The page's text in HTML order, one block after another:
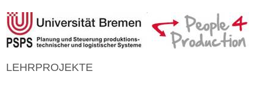
LEHRPROJEKTE